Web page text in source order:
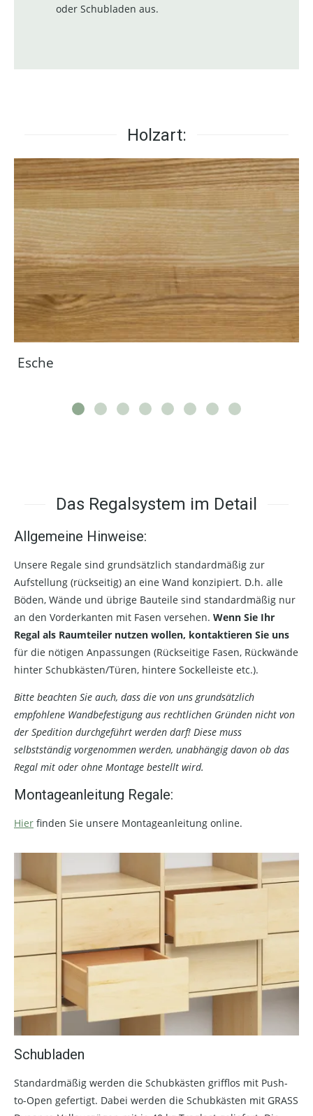
oder Schubladen aus.
Holzart:
Esche
Das Regalsystem im Detail
Allgemeine Hinweise:
Unsere Regale sind grundsätzlich standardmäßig zur
Aufstellung (rückseitig) an eine Wand konzipiert. D.h. alle
Böden, Wände und übrige Bauteile sind standardmäßig nur
an den Vorderkanten mit Fasen versehen. Wenn Sie Ihr
Regal als Raumteiler nutzen wollen, kontaktieren Sie uns
für die nötigen Anpassungen (Rückseitige Fasen, Rückwände
hinter Schubkästen/Türen, hintere Sockelleiste etc.).
Bitte beachten Sie auch, dass die von uns grundsätzlich
empfohlene Wandbefestigung aus rechtlichen Gründen nicht von
der Spedition durchgeführt werden darf! Diese muss
selbstständig vorgenommen werden, unabhängig davon ob das
Regal mit oder ohne Montage bestellt wird.
Montageanleitung Regale:
Hier finden Sie unsere Montageanleitung online.
Schubladen
Standardmäßig werden die Schubkästen grifflos mit Push-
to-Open gefertigt. Dabei werden die Schubkästen mit GRASS